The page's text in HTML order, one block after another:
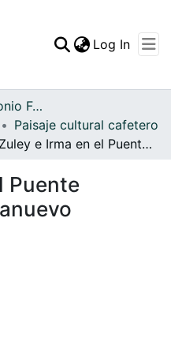
Statistics
Log In
Archivo del Patrimonio Fotográfico y Fílmico del Valle del Cauca
Paisaje cultural cafetero
Zuley e Irma en el Puente Anacaro, Ansermanuevo
Puente